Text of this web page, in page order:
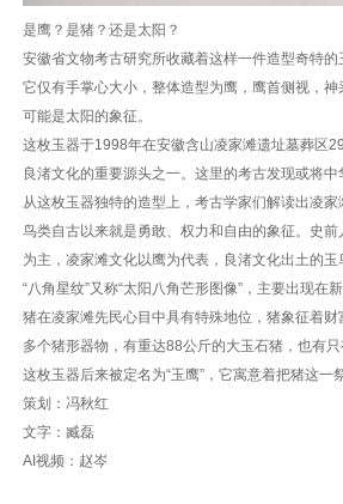
是鹰？是猪？还是太阳？
安徽省文物考古研究所收藏着这样一件造型奇特的
它仅有手掌心大小，整体造型为鹰，鹰首侧视，
可能是太阳的象征。
这枚玉器于1998年在安徽含山凌家滩遗址墓葬区
良渚文化的重要源头之一。这里的考古发现或将
从这枚玉器独特的造型上，考古学家们解读出凌
鸟类自古以来就是勇敢、权力和自由的象征。史
为主，凌家滩文化以鹰为代表，良渚文化出土的
“八角星纹”又称“太阳八角芒形图像”，主要出现
猪在凌家滩先民心目中具有特殊地位，猪象征着
多个猪形器物，有重达88公斤的大玉石猪，也有
这枚玉器后来被定名为“玉鹰”，它寓意着把猪这
策划：冯秋红
文字：臧磊
AI视频：赵岑